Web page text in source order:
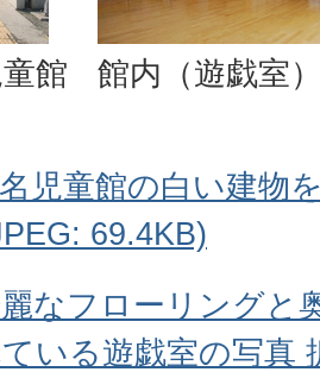
館
館内（遊戯室
児童館の白い建物
69.4KB)
なフローリングと
いる遊戯室の写真